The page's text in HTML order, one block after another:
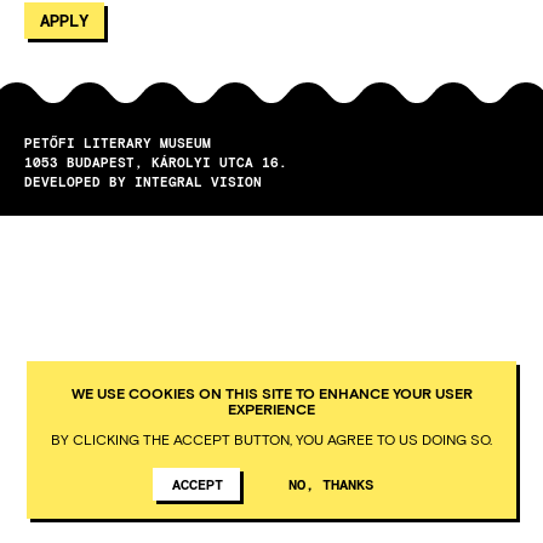
PETŐFI LITERARY MUSEUM
1053
BUDAPEST
KÁROLYI UTCA 16.
DEVELOPED BY INTEGRAL VISION
WE USE COOKIES ON THIS SITE TO ENHANCE YOUR USER
EXPERIENCE
BY CLICKING THE ACCEPT BUTTON, YOU AGREE TO US DOING SO.
ACCEPT NO, THANKS